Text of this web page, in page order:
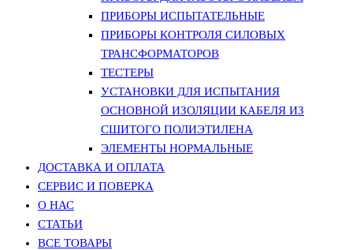
ПРИБОРЫ ИСПЫТАТЕЛЬНЫЕ
ПРИБОРЫ КОНТРОЛЯ СИЛОВЫХ
ТРАНСФОРМАТОРОВ
ТЕСТЕРЫ
УСТАНОВКИ ДЛЯ ИСПЫТАНИЯ
ОСНОВНОЙ ИЗОЛЯЦИИ КАБЕЛЯ ИЗ
СШИТОГО ПОЛИЭТИЛЕНА
ЭЛЕМЕНТЫ НОРМАЛЬНЫЕ
ДОСТАВКА И ОПЛАТА
СЕРВИС И ПОВЕРКА
О НАС
СТАТЬИ
ВСЕ ТОВАРЫ